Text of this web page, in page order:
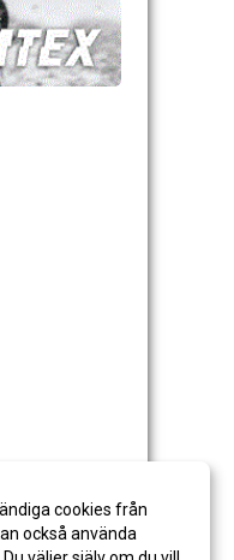
cookies från
också använda